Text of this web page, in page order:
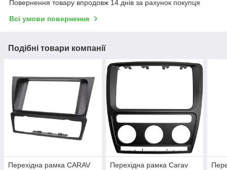
Повернення товару впродовж 14 днів за рахунок покупця
Всі умови повернення
Подібні товари компанії
Перехідна рамка CARAV
Перехідна рамка Carav